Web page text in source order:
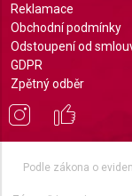
Reklamace
Obchodní podmínky
Odstoupení od
GDPR
Zpětný odběr
Podle zákona o